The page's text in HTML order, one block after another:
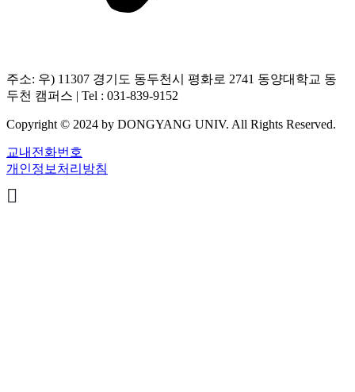
주소: 우) 11307 경기도 동두천시 평화로 2741 동양대학교 동
두천 캠퍼스 | Tel : 031-839-9152
Copyright © 2024 by DONGYANG UNIV. All Rights Reserved.
교내전화번호
개인정보처리방침